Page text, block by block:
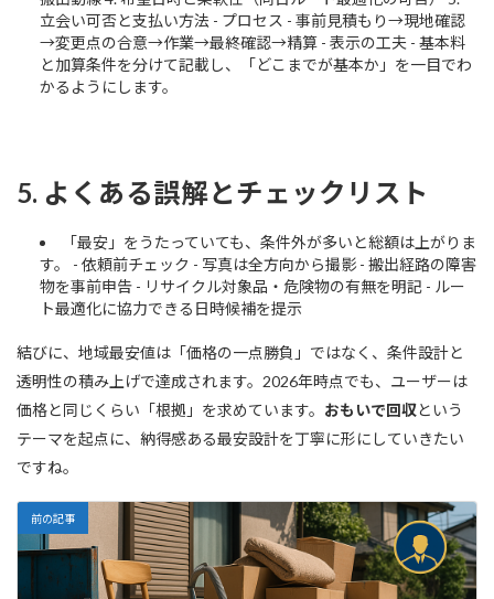
立会い可否と支払い方法 - プロセス - 事前見積もり→現地確認
→変更点の合意→作業→最終確認→精算 - 表示の工夫 - 基本料
と加算条件を分けて記載し、「どこまでが基本か」を一目でわ
かるようにします。
5. よくある誤解とチェックリスト
「最安」をうたっていても、条件外が多いと総額は上がりま
す。 - 依頼前チェック - 写真は全方向から撮影 - 搬出経路の障害
物を事前申告 - リサイクル対象品・危険物の有無を明記 - ルー
ト最適化に協力できる日時候補を提示
結びに、地域最安値は「価格の一点勝負」ではなく、条件設計と
透明性の積み上げで達成されます。2026年時点でも、ユーザーは
価格と同じくらい「根拠」を求めています。 おもいで回収という
テーマを起点に、納得感ある最安設計を丁寧に形にしていきたい
ですね。
前の記事